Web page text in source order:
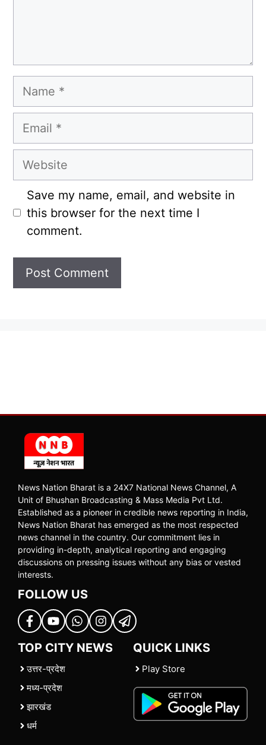
Name
Email
Website
Save my name, email, and website in
this browser for the next time I
comment.
News Nation Bharat is a 24X7 National News Channel, A
Unit of Bhushan Broadcasting & Mass Media Pvt Ltd.
Established as a pioneer in credible news reporting in India,
News Nation Bharat has emerged as the most respected
news channel in the country. Our commitment lies in
providing in-depth, analytical reporting and engaging
discussions on pressing issues without any bias or vested
interests.
FOLLOW US
TOP CITY NEWS
उत्तर-प्रदेश
मध्य-प्रदेश
झारखंड
धर्म
QUICK LINKS
Play Store